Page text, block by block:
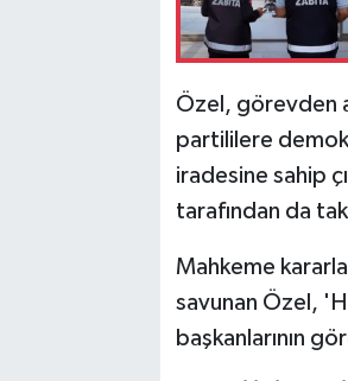
Özel, görevden
partililere
iradesine sahip
tarafından da
Mahkeme
savunan Özel,
başkanlarının